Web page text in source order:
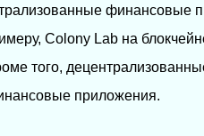
финансовые
Colony Lab на
того,
приложения.